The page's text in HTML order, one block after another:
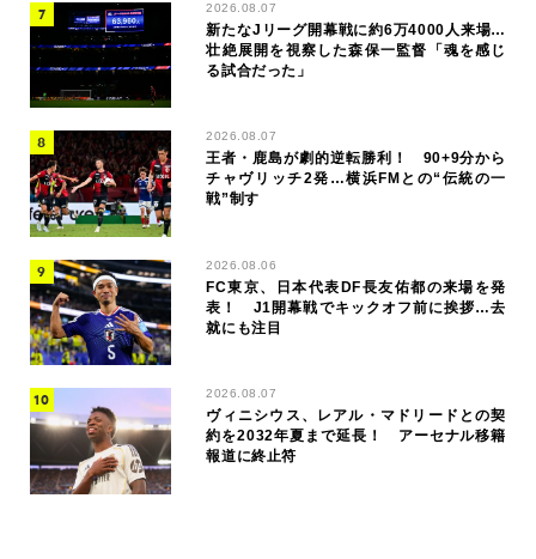
2026.08.07
新たなJリーグ開幕戦に約6万4000人来場…
壮絶展開を視察した森保一監督「魂を感じ
る試合だった」
2026.08.07
王者・鹿島が劇的逆転勝利！ 90+9分から
チャヴリッチ2発…横浜FMとの“伝統の一
戦”制す
2026.08.06
FC東京、日本代表DF長友佑都の来場を発
表！ J1開幕戦でキックオフ前に挨拶…去
就にも注目
2026.08.07
ヴィニシウス、レアル・マドリードとの契
約を2032年夏まで延長！ アーセナル移籍
報道に終止符